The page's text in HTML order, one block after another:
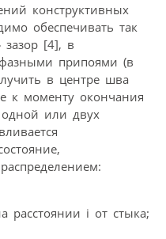
конструктивных
обеспечивать так
зазор [4], в
припоями (в
в центре шва
к моменту окончания
или двух
расстоянии i от стыка;